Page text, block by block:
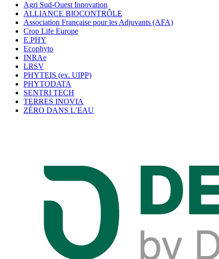
Agri Sud-Ouest Innovation
ALLIANCE BIOCONTRÔLE
Association Française pour les Adjuvants (AFA)
Crop Life Europe
E.PHY
Ecophyto
INRAe
LRSV
PHYTEIS (ex. UIPP)
PHYTODATA
SENTRI TECH
TERRES INOVIA
ZÉRO DANS L’EAU